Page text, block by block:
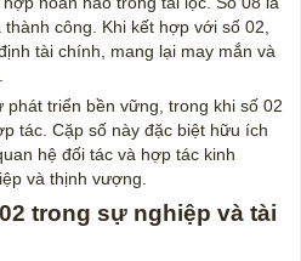
công. Khi kết hợp với số 02,
tài chính, mang lại may mắn và
phát triển bền vững, trong khi số 02
tác. Cặp số này đặc biệt hữu ích
hệ đối tác và hợp tác kinh
và thịnh vượng.
trong sự nghiệp và tài